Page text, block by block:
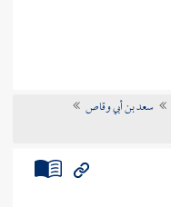
سعد بن أبي وقاص